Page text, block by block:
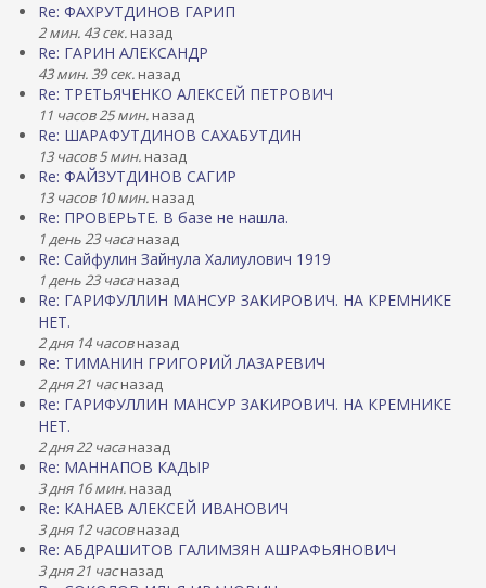
Re: ФАХРУТДИНОВ ГАРИП
2 мин. 43 сек. назад
Re: ГАРИН АЛЕКСАНДР
43 мин. 39 сек. назад
Re: ТРЕТЬЯЧЕНКО АЛЕКСЕЙ ПЕТРОВИЧ
11 часов 25 мин. назад
Re: ШАРАФУТДИНОВ САХАБУТДИН
13 часов 5 мин. назад
Re: ФАЙЗУТДИНОВ САГИР
13 часов 10 мин. назад
Re: ПРОВЕРЬТЕ. В базе не нашла.
1 день 23 часаназад
Re: Сайфулин Зайнула Халиулович 1919
1 день 23 часаназад
Re: ГАРИФУЛЛИН МАНСУР ЗАКИРОВИЧ. НА КРЕМНИКЕ
НЕТ.
2 дня 14 часовназад
Re: ТИМАНИН ГРИГОРИЙ ЛАЗАРЕВИЧ
2 дня 21 часназад
Re: ГАРИФУЛЛИН МАНСУР ЗАКИРОВИЧ. НА КРЕМНИКЕ
НЕТ.
2 дня 22 часаназад
Re: МАННАПОВ КАДЫР
3 дня 16 мин. назад
Re: КАНАЕВ АЛЕКСЕЙ ИВАНОВИЧ
3 дня 12 часовназад
Re: АБДРАШИТОВ ГАЛИМЗЯН АШРАФЬЯНОВИЧ
3 дня 21 часназад